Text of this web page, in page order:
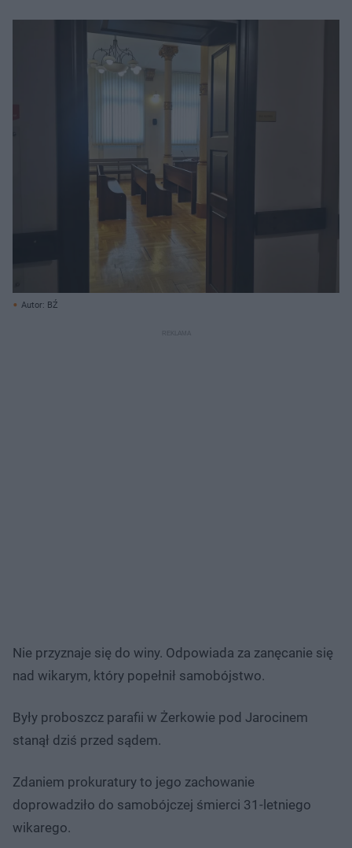
Autor: BŹ
Nie przyznaje się do winy. Odpowiada za zanęcanie się
nad wikarym, który popełnił samobójstwo.
Były proboszcz parafii w Żerkowie pod Jarocinem
stanął dziś przed sądem.
Zdaniem prokuratury to jego zachowanie
doprowadziło do samobójczej śmierci 31-letniego
wikarego.